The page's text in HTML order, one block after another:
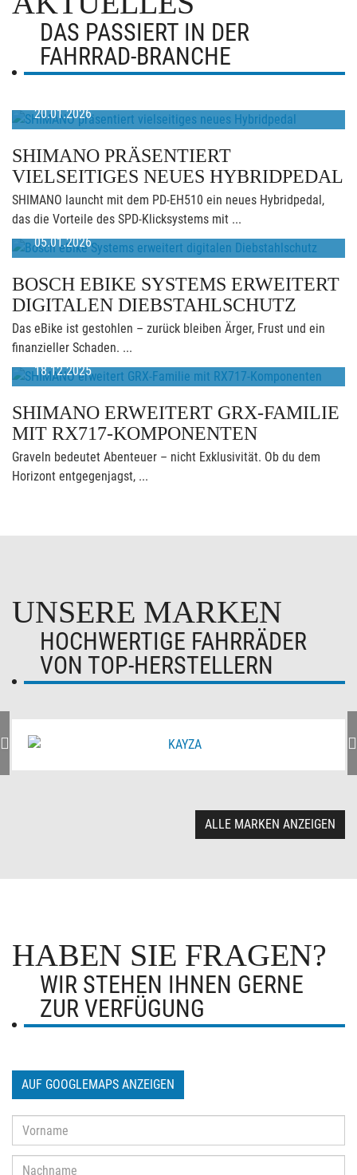
DAS PASSIERT IN DER
FAHRRAD-BRANCHE
20.01.2026
SHIMANO PRÄSENTIERT
VIELSEITIGES NEUES HYBRIDPEDAL
SHIMANO launcht mit dem PD-EH510 ein neues Hybridpedal,
das die Vorteile des SPD-Klicksystems mit ...
05.01.2026
BOSCH EBIKE SYSTEMS ERWEITERT
DIGITALEN DIEBSTAHLSCHUTZ
Das eBike ist gestohlen – zurück bleiben Ärger, Frust und ein
finanzieller Schaden. ...
18.12.2025
SHIMANO ERWEITERT GRX-FAMILIE
MIT RX717-KOMPONENTEN
Graveln bedeutet Abenteuer – nicht Exklusivität. Ob du dem
Horizont entgegenjagst, ...
UNSERE MARKEN
HOCHWERTIGE FAHRRÄDER
VON TOP-HERSTELLERN
ALLE MARKEN ANZEIGEN
HABEN SIE FRAGEN?
WIR STEHEN IHNEN GERNE
ZUR VERFÜGUNG
AUF GOOGLEMAPS ANZEIGEN